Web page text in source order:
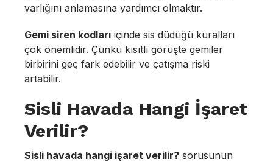
varlığını anlamasına yardımcı olmaktır.
Gemi siren kodları içinde sis düdüğü kuralları
çok önemlidir. Çünkü kısıtlı görüşte gemiler
birbirini geç fark edebilir ve çatışma riski
artabilir.
Sisli Havada Hangi İşaret
Verilir?
Sisli havada hangi işaret verilir? sorusunun